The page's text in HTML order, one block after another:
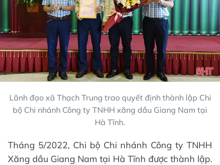
Lãnh đạo xã Thạch Trung trao quyết định thành lập Chi
bộ Chi nhánh Công ty TNHH xăng dầu Giang Nam tại
Hà Tĩnh.
Tháng 5/2022, Chi bộ Chi nhánh Công ty TNHH
Xăng dầu Giang Nam tại Hà Tĩnh được thành lập.